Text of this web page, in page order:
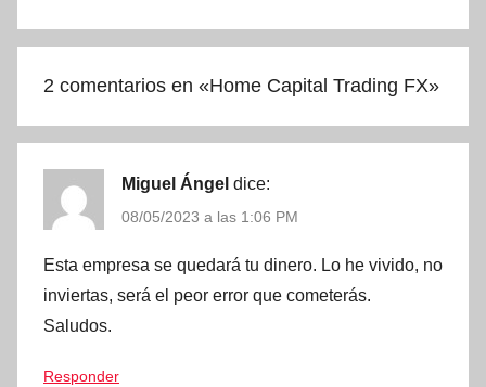
2 comentarios en «Home Capital Trading FX»
Miguel Ángel dice:
08/05/2023 a las 1:06 PM
Esta empresa se quedará tu dinero. Lo he vivido, no
inviertas, será el peor error que cometerás.
Saludos.
Responder